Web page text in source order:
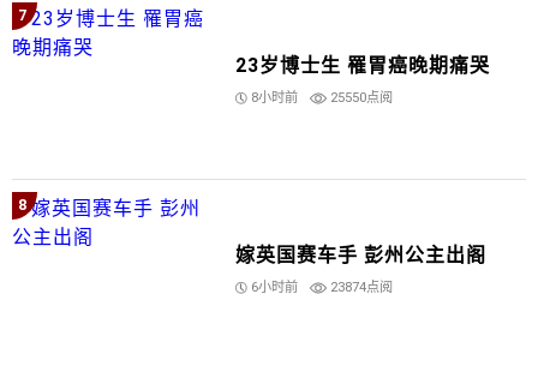
7
23岁博士生 罹胃癌晚期痛哭
8小时前 25550点阅
8
嫁英国赛车手 彭州公主出阁
6小时前 23874点阅